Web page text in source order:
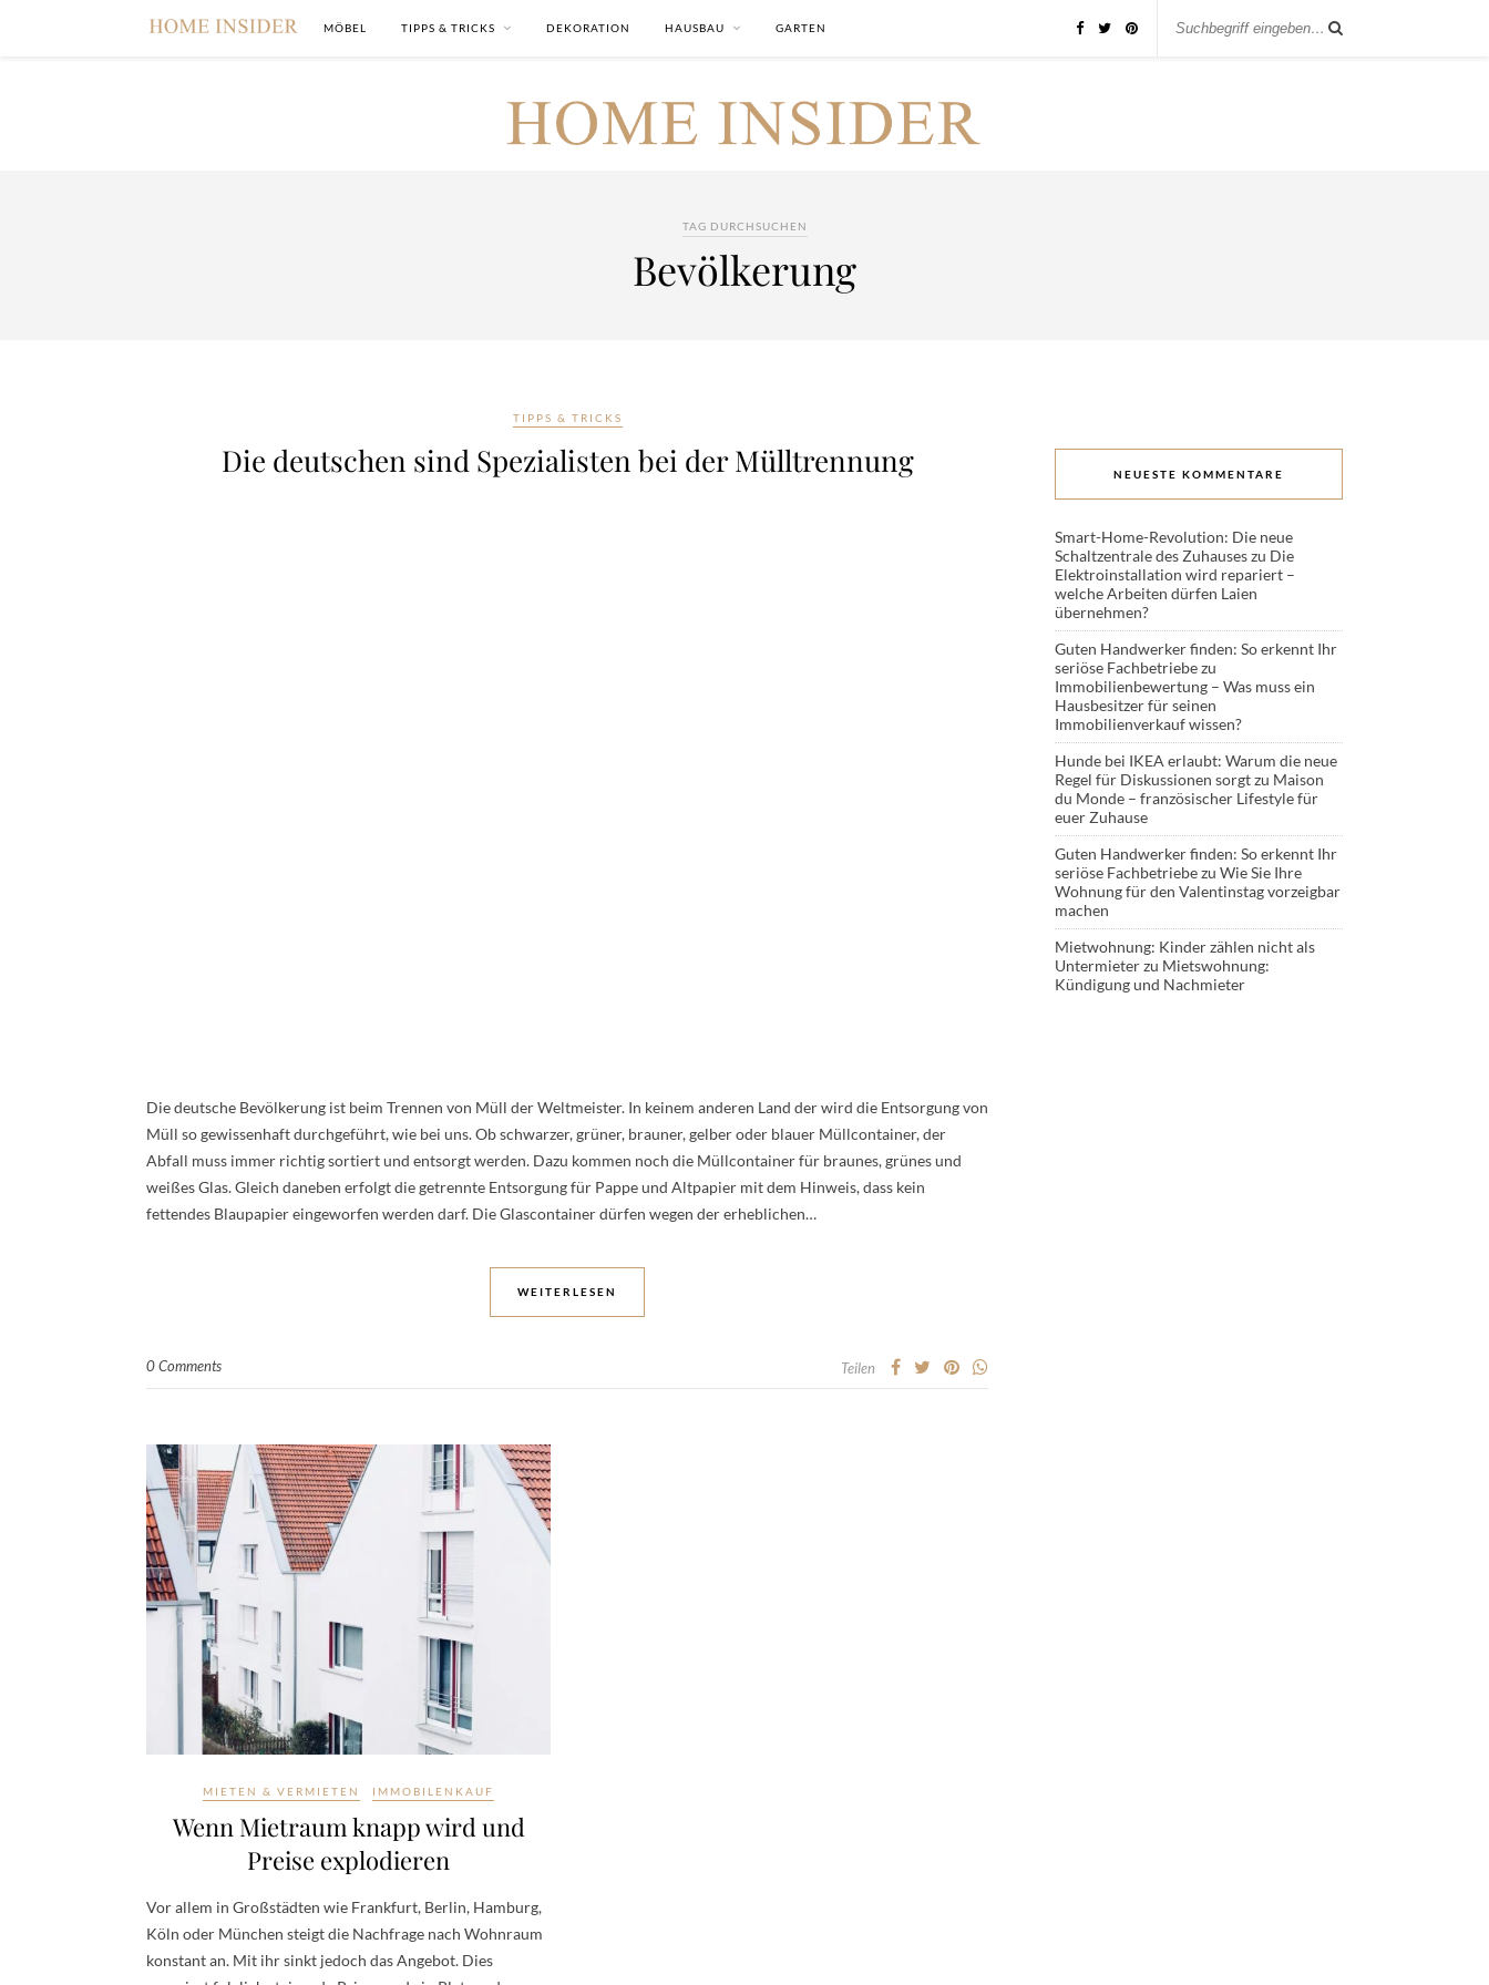
MÖBEL TIPPS & TRICKS DEKORATION HAUSBAU GARTEN
TAG DURCHSUCHEN
Bevölkerung
TIPPS & TRICKS
Die deutschen sind Spezialisten bei der Mülltrennung
Die deutsche Bevölkerung ist beim Trennen von Müll der Weltmeister. In keinem anderen Land der wird die Entsorgung von
Müll so gewissenhaft durchgeführt, wie bei uns. Ob schwarzer, grüner, brauner, gelber oder blauer Müllcontainer, der
Abfall muss immer richtig sortiert und entsorgt werden. Dazu kommen noch die Müllcontainer für braunes, grünes und
weißes Glas. Gleich daneben erfolgt die getrennte Entsorgung für Pappe und Altpapier mit dem Hinweis, dass kein
fettendes Blaupapier eingeworfen werden darf. Die Glascontainer dürfen wegen der erheblichen…
WEITERLESEN
0 Comments Teilen
MIETEN & VERMIETEN IMMOBILENKAUF
Wenn Mietraum knapp wird und
Preise explodieren
Vor allem in Großstädten wie Frankfurt, Berlin, Hamburg,
Köln oder München steigt die Nachfrage nach Wohnraum
konstant an. Mit ihr sinkt jedoch das Angebot. Dies
NEUESTE KOMMENTARE
Smart-Home-Revolution: Die neue
Schaltzentrale des Zuhauseszu Die
Elektroinstallation wird repariert –
welche Arbeiten dürfen Laien
übernehmen?
Guten Handwerker finden: So erkennt Ihr
seriöse Fachbetriebezu
Immobilienbewertung – Was muss ein
Hausbesitzer für seinen
Immobilienverkauf wissen?
Hunde bei IKEA erlaubt: Warum die neue
Regel für Diskussionen sorgtzu Maison
du Monde – französischer Lifestyle für
euer Zuhause
Guten Handwerker finden: So erkennt Ihr
seriöse Fachbetriebezu Wie Sie Ihre
Wohnung für den Valentinstag vorzeigbar
machen
Mietwohnung: Kinder zählen nicht als
Untermieterzu Mietswohnung:
Kündigung und Nachmieter